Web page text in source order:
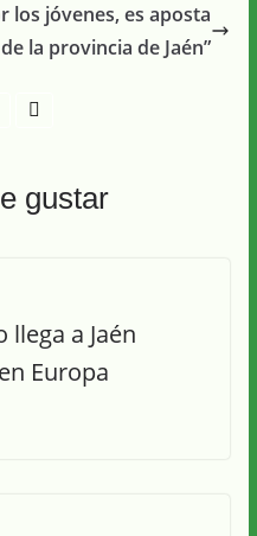
los jóvenes, es aposta
la provincia de Jaén”
gustar
a Jaén
Europa